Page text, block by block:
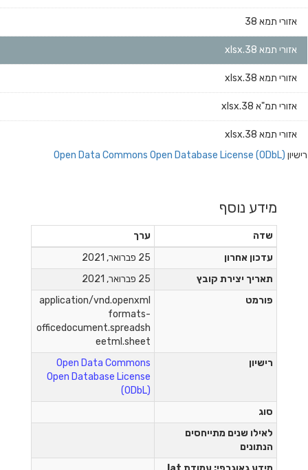
אזורי תמא 38
אזורי תמא 38.xlsx
אזורי תמא 38.xlsx
אזורי תמ"א 38.xlsx
אזורי תמא 38.xlsx
רישיון Open Data Commons Open Database License (ODbL)
מידע נוסף
שדה
ערך
עדכון אחרון
25 פברואר, 2021
תאריך יצירת קובץ
25 פברואר, 2021
פורמט
application/vnd.openxml
formats-
officedocument.spreadsh
eetml.sheet
רישיון
Open Data Commons
Open Database License
(ODbL)
סוג
לאילו שנים מתייחסים
הנתונים